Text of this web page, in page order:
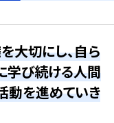
大切にし、自ら
学び続ける人間
動を進めていき